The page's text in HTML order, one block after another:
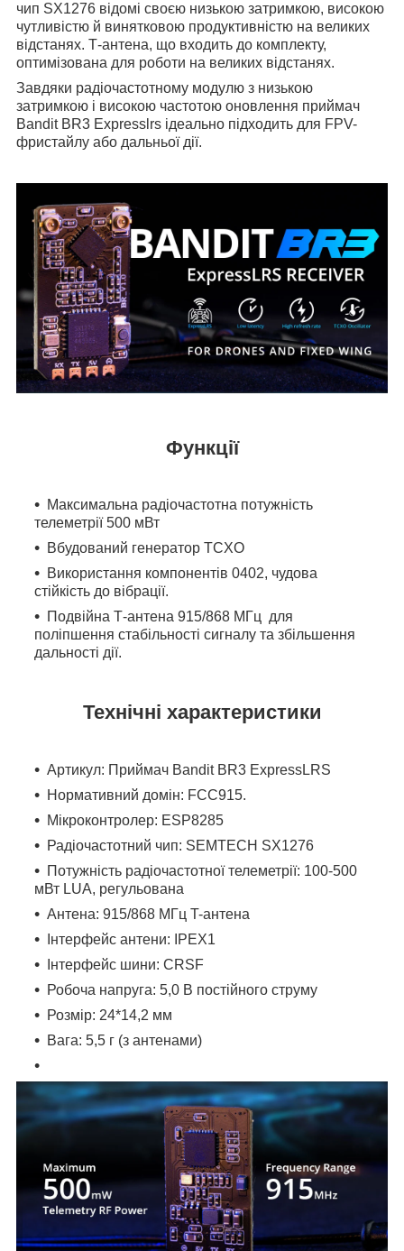
чип SX1276 відомі своєю низькою затримкою, високою
чутливістю й винятковою продуктивністю на великих
відстанях. Т-антена, що входить до комплекту,
оптимізована для роботи на великих відстанях.
Завдяки радіочастотному модулю з низькою
затримкою і високою частотою оновлення приймач
Bandit BR3 Expresslrs ідеально підходить для FPV-
фристайлу або дальньої дії.
Функції
Максимальна радіочастотна потужність
телеметрії 500 мВт
Вбудований генератор TCXO
Використання компонентів 0402, чудова
стійкість до вібрації.
Подвійна Т-антена 915/868 МГц для
поліпшення стабільності сигналу та збільшення
дальності дії.
Технічні характеристики
Артикул: Приймач Bandit BR3 ExpressLRS
Нормативний домін: FCC915.
Мікроконтролер: ESP8285
Радіочастотний чип: SEMTECH SX1276
Потужність радіочастотної телеметрії: 100-500
мВт LUA, регульована
Антена: 915/868 МГц T-антена
Інтерфейс антени: IPEX1
Інтерфейс шини: CRSF
Робоча напруга: 5,0 В постійного струму
Розмір: 24*14,2 мм
Вага: 5,5 г (з антенами)